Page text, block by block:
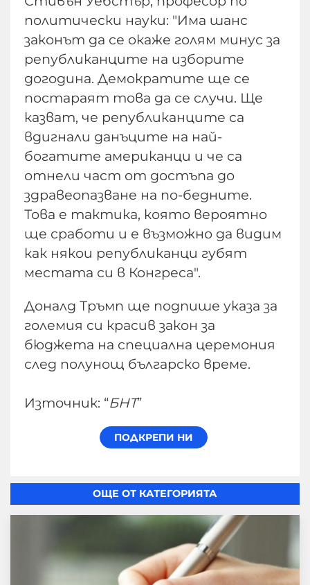
политически науки: "Има шанс
законът да се окаже голям минус за
републиканците на изборите
догодина. Демократите ще се
постараят това да се случи. Ще
казват, че републиканците са
вдигнали данъците на най-
богатите американци и че са
отнели част от достъпа до
здравеопазване на по-бедните.
Това е тактика, която вероятно
ще сработи и е възможно да видим
как някои републиканци губят
местата си в Конгреса".
Доналд Тръмп ще подпише указа за
големия си красив закон за
бюджета на специална церемония
след полунощ българско време.
Източник: “БНТ”
ОЩЕ ОТ КАТЕГОРИЯТА